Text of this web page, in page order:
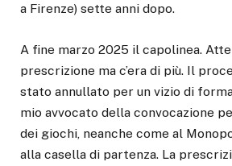
a Firenze) sette anni dopo.
A fine marzo 2025 il capolinea.
prescrizione ma c’era di più. Il
stato annullato per un vizio di
mio avvocato della convocazione
dei giochi, neanche come al
alla casella di partenza. La